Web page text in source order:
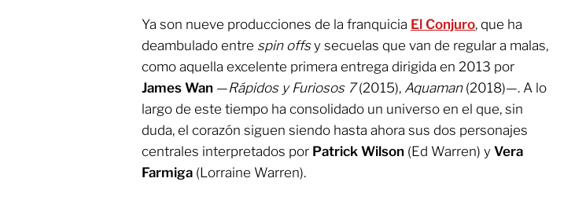
Ya son nueve producciones de la franquicia El Conjuro, que ha
deambulado entre spin offsy secuelas que van de regular a malas,
como aquella excelente primera entrega dirigida en 2013 por
James Wan —Rápidos y Furiosos 7(2015), Aquaman (2018)—. A lo
largo de este tiempo ha consolidado un universo en el que, sin
duda, el corazón siguen siendo hasta ahora sus dos personajes
centrales interpretados por Patrick Wilson (Ed Warren) y Vera
Farmiga (Lorraine Warren).